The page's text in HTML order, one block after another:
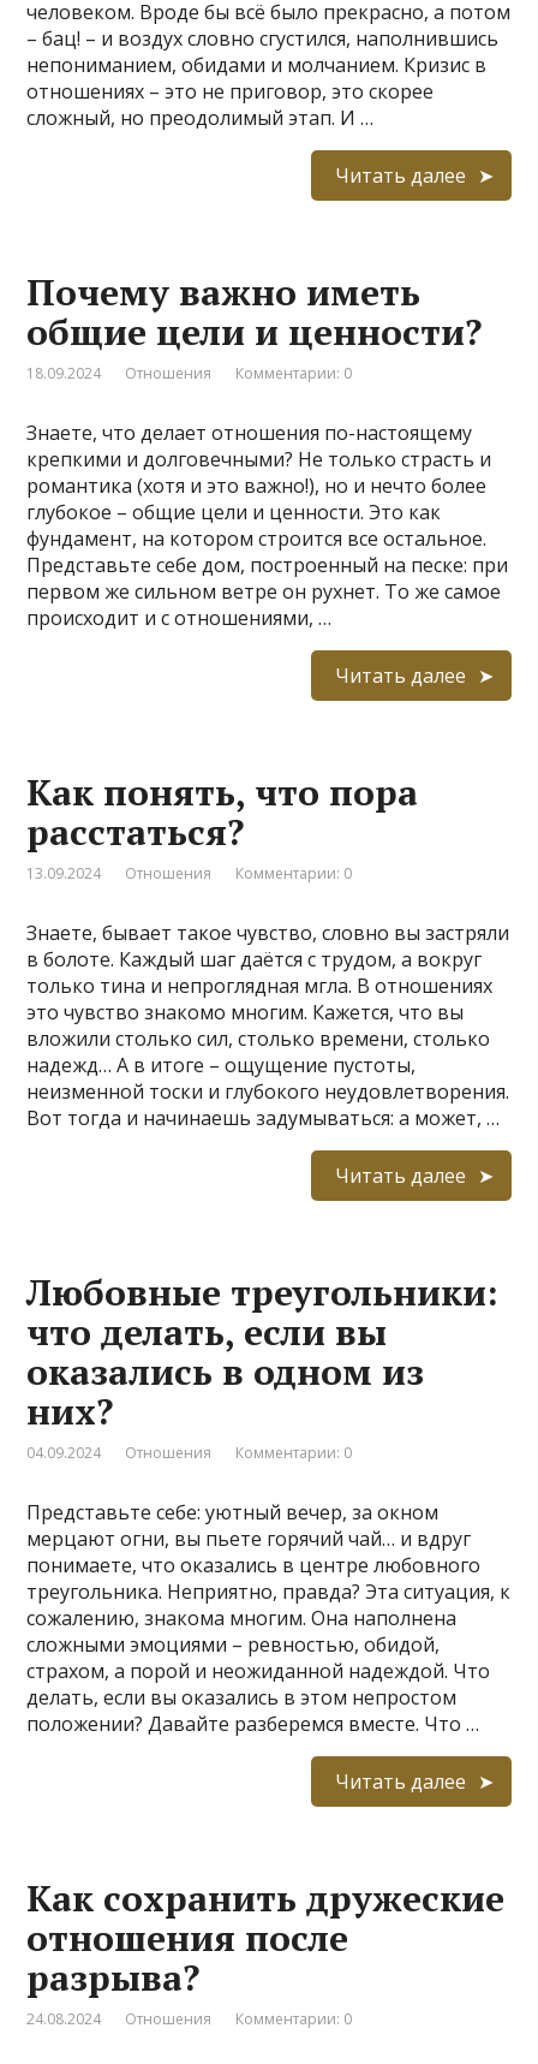
человеком. Вроде бы всё было прекрасно, а потом
– бац! – и воздух словно сгустился, наполнившись
непониманием, обидами и молчанием. Кризис в
отношениях – это не приговор, это скорее
сложный, но преодолимый этап. И …
Читать далее
Почему важно иметь
общие цели и ценности?
18.09.2024 Отношения Комментарии: 0
Знаете, что делает отношения по-настоящему
крепкими и долговечными? Не только страсть и
романтика (хотя и это важно!), но и нечто более
глубокое – общие цели и ценности. Это как
фундамент, на котором строится все остальное.
Представьте себе дом, построенный на песке: при
первом же сильном ветре он рухнет. То же самое
происходит и с отношениями, …
Читать далее
Как понять, что пора
расстаться?
13.09.2024 Отношения Комментарии: 0
Знаете, бывает такое чувство, словно вы застряли
в болоте. Каждый шаг даётся с трудом, а вокруг
только тина и непроглядная мгла. В отношениях
это чувство знакомо многим. Кажется, что вы
вложили столько сил, столько времени, столько
надежд… А в итоге – ощущение пустоты,
неизменной тоски и глубокого неудовлетворения.
Вот тогда и начинаешь задумываться: а может, …
Читать далее
Любовные треугольники:
что делать, если вы
оказались в одном из
них?
04.09.2024 Отношения Комментарии: 0
Представьте себе: уютный вечер, за окном
мерцают огни, вы пьете горячий чай… и вдруг
понимаете, что оказались в центре любовного
треугольника. Неприятно, правда? Эта ситуация, к
сожалению, знакома многим. Она наполнена
сложными эмоциями – ревностью, обидой,
страхом, а порой и неожиданной надеждой. Что
делать, если вы оказались в этом непростом
положении? Давайте разберемся вместе. Что …
Читать далее
Как сохранить дружеские
отношения после
разрыва?
24.08.2024 Отношения Комментарии: 0